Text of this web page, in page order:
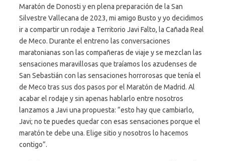
Maratón de Donosti y en plena preparación de la San
Silvestre Vallecana de 2023, mi amigo Busto y yo decidimos
ir a compartir un rodaje a Territorio Javi Falto, la Cañada Real
de Meco. Durante el entreno las conversaciones
maratonianas son las compañeras de viaje y se mezclan las
sensaciones maravillosas que traíamos los azudenses de
San Sebastián con las sensaciones horrorosas que tenía el
de Meco tras sus dos pasos por el Maratón de Madrid. Al
acabar el rodaje y sin apenas hablarlo entre nosotros
lanzamos a Javi una propuesta: “esto hay que cambiarlo,
Javi; no te puedes quedar con esas sensaciones porque el
maratón te debe una. Elige sitio y nosotros lo hacemos
contigo”.